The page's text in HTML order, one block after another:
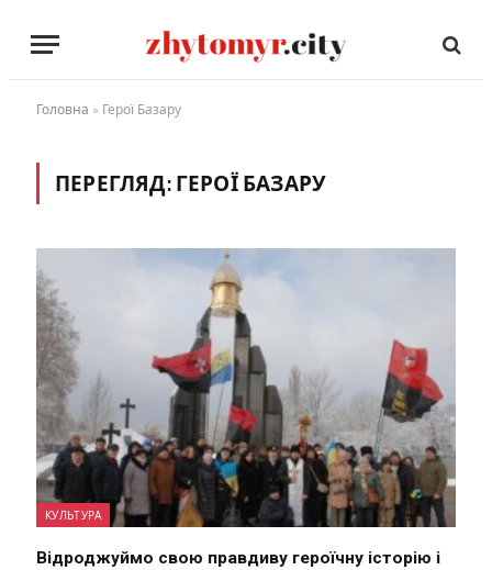
Головна » Герої Базару
ПЕРЕГЛЯД: ГЕРОЇ БАЗАРУ
КУЛЬТУРА
Відроджуймо свою правдиву героїчну історію і